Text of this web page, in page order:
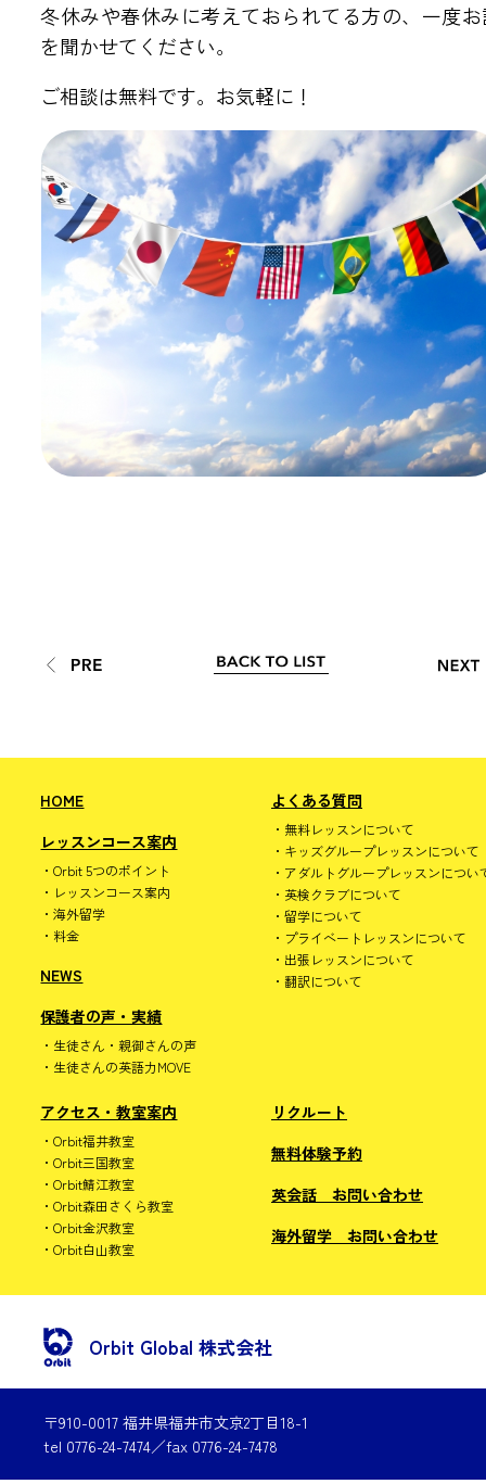
冬休みや春休みに考えておられてる方の、一度
を聞かせてください。
ご相談は無料です。お気軽に！
HOME
レッスンコース案内
Orbit 5つのポイント
レッスンコース案内
海外留学
料金
NEWS
保護者の声・実績
生徒さん・親御さんの声
生徒さんの英語力MOVE
よくある質問
無料レッスンについて
キッズグループレッスンについて
アダルトグループレッスンについ
英検クラブについて
留学について
プライベートレッスンについて
出張レッスンについて
翻訳について
アクセス・教室案内
Orbit福井教室
Orbit三国教室
Orbit鯖江教室
Orbit森田さくら教室
Orbit金沢教室
Orbit白山教室
リクルート
無料体験予約
英会話 お問い合わせ
海外留学 お問い合わせ
Orbit Global 株式会社
〒910-0017 福井県福井市文京2丁目18-1
tel 0776-24-7474／fax 0776-24-7478